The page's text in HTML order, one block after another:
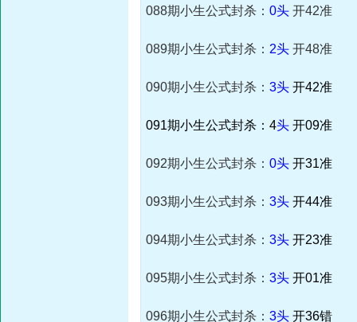
088期小生公式封杀： 0头 开42准
089期小生公式封杀： 2头 开48准
090期小生公式封杀： 3头 开42准
091期小生公式封杀：4头 开09准
092期小生公式封杀： 0头 开31准
093期小生公式封杀： 3头 开44准
094期小生公式封杀： 3头 开23准
095期小生公式封杀： 3头 开01准
096期小生公式封杀： 3头 开36错